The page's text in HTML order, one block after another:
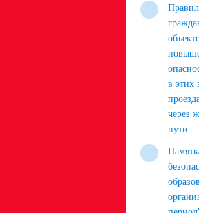
в этих
через
пути